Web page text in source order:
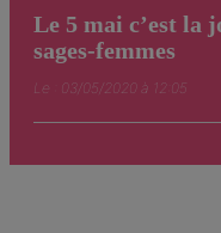
Le 5 mai c’est la
sages-femmes
Le : 03/05/2020 à 12:05